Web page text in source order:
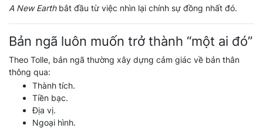
A New Earthbắt đầu từ việc nhìn lại chính sự đồng nhất đó.
Bản ngã luôn muốn trở thành “một ai đó”
Theo Tolle, bản ngã thường xây dựng cảm giác về bản thân
thông qua:
Thành tích.
Tiền bạc.
Địa vị.
Ngoại hình.